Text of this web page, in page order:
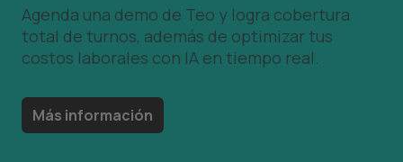
Agenda una demo de Teo y logra cobertura
total de turnos, además de optimizar tus
costos laborales con IA en tiempo real.
Más información